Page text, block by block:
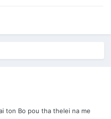
ton Bo pou tha thelei na me